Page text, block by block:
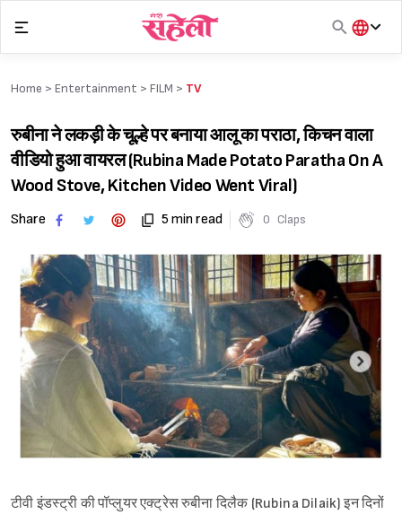
content
हिंदी
Home > Entertainment > FILM > TV
रुबीना ने लकड़ी के चूल्हे पर बनाया आलू का पराठा, किचन वाला
वीडियो हुआ वायरल (Rubina Made Potato Paratha On A
Wood Stove, Kitchen Video Went Viral)
Share 5 min read 0 Claps
टीवी इंडस्ट्री की पॉप्लुयर एक्ट्रेस रुबीना दिलैक (Rubina Dilaik) इन दिनों